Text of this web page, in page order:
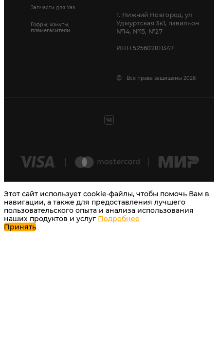
Запчасти для Уаз
Гофры, хомуты,
пламегасители
г. Нижний Новгород, ул
Удмуртская 3к1, павильон
№14, №15, №27
ИНН 525602811347
© Все права защищены 2026
Этот сайт использует cookie-файлы, чтобы помочь Вам в
навигации, а также для предоставления лучшего
пользовательского опыта и анализа использования
наших продуктов и услуг Подробнее
Принять